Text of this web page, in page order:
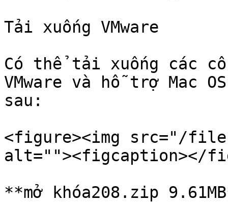
Tải xuống VMware
Có thể tải xuống các
VMware và hỗ trợ Mac
sau:
<figure><img src="/files/
alt=""><figcaption></
**mở khóa208.zip